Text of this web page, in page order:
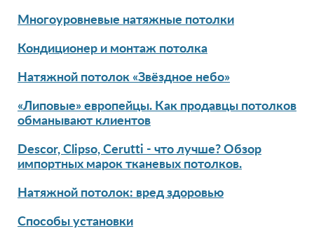
Многоуровневые натяжные потолки
Кондиционер и монтаж потолка
Натяжной потолок «Звёздное небо»
«Липовые» европейцы. Как продавцы потолков
обманывают клиентов
Descor, Clipso, Cerutti - что лучше? Обзор
импортных марок тканевых потолков.
Натяжной потолок: вред здоровью
Способы установки